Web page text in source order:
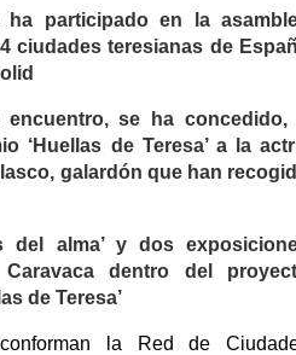
ha participado en la
ciudades teresianas de
se ha concedido,
‘Huellas de Teresa’ a la
galardón que han
del alma’ y dos
dentro del
de Teresa’
la Red de